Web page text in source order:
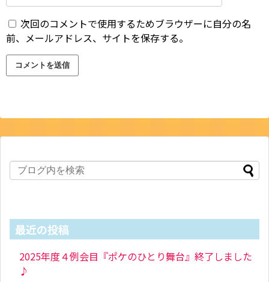
次回のコメントで使用するためブラウザーに自分の名
前、メールアドレス、サイトを保存する。
最近の投稿
2025年度４例会目『ポケのひとり舞台』終了しました
♪